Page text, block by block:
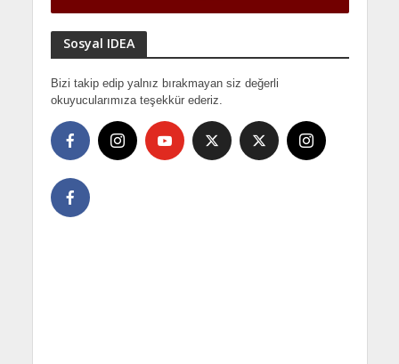
Sosyal IDEA
Bizi takip edip yalnız bırakmayan siz değerli
okuyucularımıza teşekkür ederiz.